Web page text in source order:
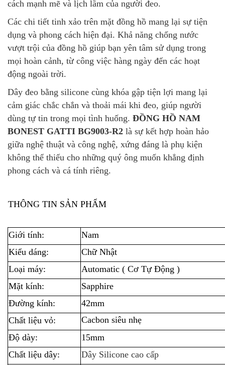
cách mạnh mẽ và lịch lãm của người đeo.
Các chi tiết tinh xảo trên mặt đồng hồ mang lại sự tiện
dụng và phong cách hiện đại. Khả năng chống nước
vượt trội của đồng hồ giúp bạn yên tâm sử dụng trong
mọi hoàn cảnh, từ công việc hàng ngày đến các hoạt
động ngoài trời.
Dây đeo bằng silicone cùng khóa gập tiện lợi mang lại
cảm giác chắc chắn và thoải mái khi đeo, giúp người
dùng tự tin trong mọi tình huống. ĐỒNG HỒ NAM
BONEST GATTI BG9003-R2 là sự kết hợp hoàn hảo
giữa nghệ thuật và công nghệ, xứng đáng là phụ kiện
không thể thiếu cho những quý ông muốn khẳng định
phong cách và cá tính riêng.
THÔNG TIN SẢN PHẨM
Giới tính:
Nam
Kiểu dáng:
Chữ Nhật
Loại máy:
Automatic ( Cơ Tự Động )
Mặt kính:
Sapphire
Đường kính:
42mm
Chất liệu vỏ:
Cacbon siêu nhẹ
Độ dày:
15mm
Chất liệu dây:
Dây Silicone cao cấp